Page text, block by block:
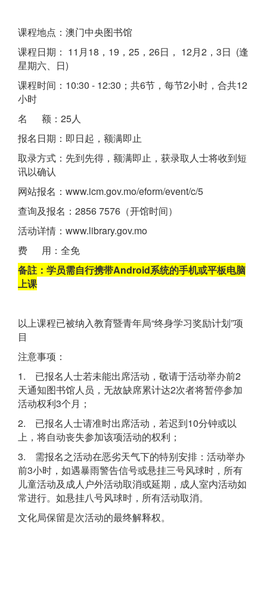
课程地点：澳门中央图书馆
课程日期： 11月18，19，25，26日， 12月2，3日 (逢
星期六、日)
课程时间：10:30 - 12:30；共6节，每节2小时，合共12
小时
名 额：25人
报名日期：即日起，额满即止
取录方式：先到先得，额满即止，获录取人士将收到短
讯以确认
网站报名：www.icm.gov.mo/eform/event/c/5
查询及报名：2856 7576（开馆时间）
活动详情：www.library.gov.mo
费 用：全免
备註：学员需自行携带Android系统的手机或平板电脑
上课
以上课程已被纳入教育暨青年局“终身学习奖励计划”项
目
注意事项：
1. 已报名人士若未能出席活动，敬请于活动举办前2
天通知图书馆人员，无故缺席累计达2次者将暂停参加
活动权利3个月；
2. 已报名人士请准时出席活动，若迟到10分钟或以
上，将自动丧失参加该项活动的权利；
3. 需报名之活动在恶劣天气下的特别安排：活动举办
前3小时，如遇暴雨警告信号或悬挂三号风球时，所有
儿童活动及成人户外活动取消或延期，成人室内活动如
常进行。如悬挂八号风球时，所有活动取消。
文化局保留是次活动的最终解释权。